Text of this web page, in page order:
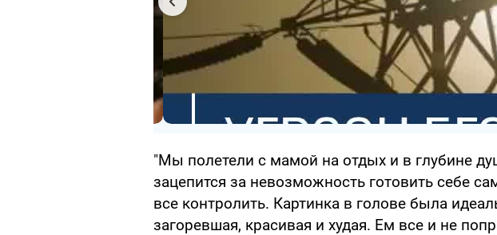
"Мы полетели с мамой на отдых и в глубине
зацепится за невозможность готовить себе
все контролить. Картинка в голове была
загоревшая, красивая и худая. Ем все и не